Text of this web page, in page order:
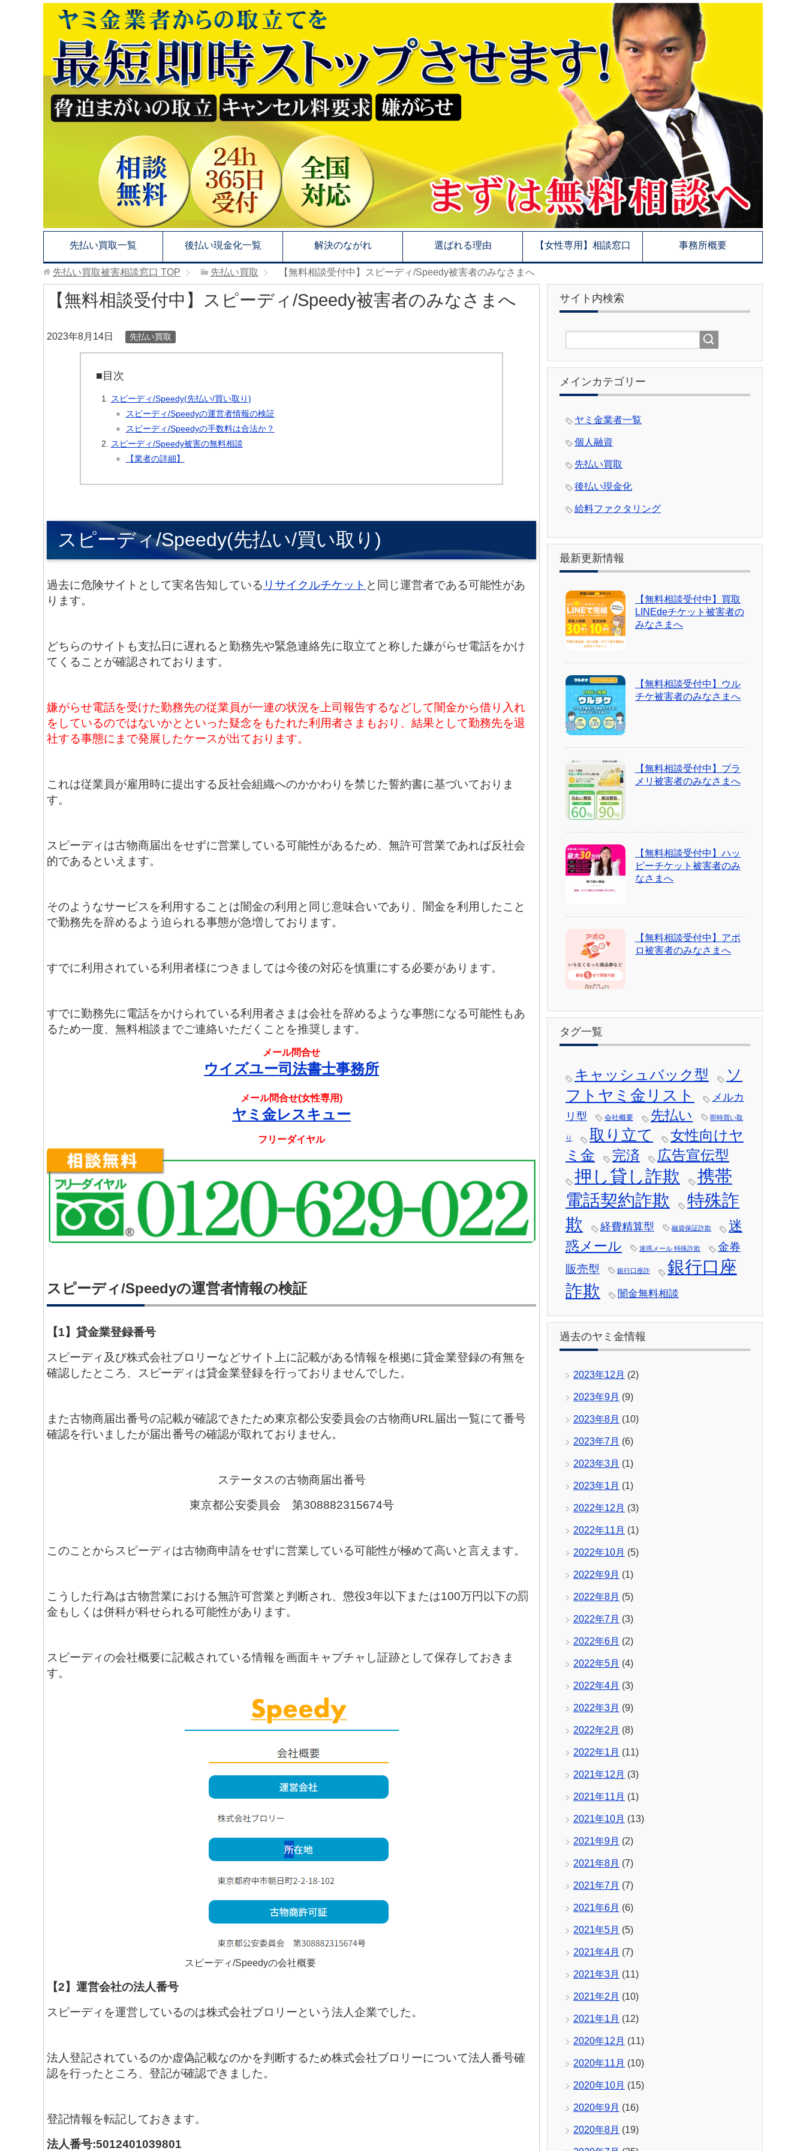
先払い買取一覧 後払い現金化一覧 解決のながれ 選ばれる理由 【女性専用】相談窓口 事務所概要
先払い買取被害相談窓口 TOP 先払い買取 【無料相談受付中】スピーディ/Speedy被害者のみなさまへ
【無料相談受付中】スピーディ/Speedy被害者のみなさまへ
2023年8月14日 先払い買取
■目次
スピーディ/Speedy(先払い/買い取り)
スピーディ/Speedyの運営者情報の検証
スピーディ/Speedyの手数料は合法か？
スピーディ/Speedy被害の無料相談
【業者の詳細】
スピーディ/Speedy(先払い/買い取り)
過去に危険サイトとして実名告知している リサイクルチケット と同じ運営者である可能性があ
ります。
どちらのサイトも支払日に遅れると勤務先や緊急連絡先に取立てと称した嫌がらせ電話をかけ
てくることが確認されております。
嫌がらせ電話を受けた勤務先の従業員が一連の状況を上司報告するなどして闇金から借り入れ
をしているのではないかとといった疑念をもたれた利用者さまもおり、結果として勤務先を退
社する事態にまで発展したケースが出ております。
これは従業員が雇用時に提出する反社会組織へのかかわりを禁じた誓約書に基づいておりま
す。
スピーディは古物商届出をせずに営業している可能性があるため、無許可営業であれば反社会
的であるといえます。
そのようなサービスを利用することは闇金の利用と同じ意味合いであり、闇金を利用したこと
で勤務先を辞めるよう迫られる事態が急増しております。
すでに利用されている利用者様につきましては今後の対応を慎重にする必要があります。
すでに勤務先に電話をかけられている利用者さまは会社を辞めるような事態になる可能性もあ
るため一度、無料相談までご連絡いただくことを推奨します。
メール問合せ
ウイズユー司法書士事務所
メール問合せ(女性専用)
ヤミ金レスキュー
フリーダイヤル
スピーディ/Speedyの運営者情報の検証
【1】貸金業登録番号
スピーディ及び株式会社ブロリーなどサイト上に記載がある情報を根拠に貸金業登録の有無を
確認したところ、スピーディは貸金業登録を行っておりませんでした。
また古物商届出番号の記載が確認できたため東京都公安委員会の古物商URL届出一覧にて番号
確認を行いましたが届出番号の確認が取れておりません。
ステータスの古物商届出番号
東京都公安委員会 第308882315674号
このことからスピーディは古物商申請をせずに営業している可能性が極めて高いと言えます。
こうした行為は古物営業における無許可営業と判断され、懲役3年以下または100万円以下の罰
金もしくは併科が科せられる可能性があります。
スピーディの会社概要に記載されている情報を画面キャプチャし証跡として保存しておきま
す。
スピーディ/Speedyの会社概要
【2】運営会社の法人番号
スピーディを運営しているのは株式会社ブロリーという法人企業でした。
法人登記されているのか虚偽記載なのかを判断するため株式会社ブロリーについて法人番号確
認を行ったところ、登記が確認できました。
登記情報を転記しておきます。
法人番号:5012401039801
サイト内検索
メインカテゴリー
ヤミ金業者一覧
個人融資
先払い買取
後払い現金化
給料ファクタリング
最新更新情報
【無料相談受付中】買取
LINEdeチケット被害者の
みなさまへ
【無料相談受付中】ウル
チケ被害者のみなさまへ
【無料相談受付中】プラ
メリ被害者のみなさまへ
【無料相談受付中】ハッ
ピーチケット被害者のみ
なさまへ
【無料相談受付中】アポ
ロ被害者のみなさまへ
タグ一覧
キャッシュバック型
ソ
フトヤミ金リスト
メルカ
リ型
会社概要 先払い 即時買い取
り 取り立て
女性向けヤ
ミ金
完済 広告宣伝型
押し貸し詐欺
携帯
電話契約詐欺
特殊詐
欺
経費精算型 融資保証詐欺
迷
惑メール
迷惑メール 特殊詐欺
金券
販売型
銀行口座詐
銀行口座
詐欺
闇金無料相談
過去のヤミ金情報
2023年12月 (2)
2023年9月 (9)
2023年8月 (10)
2023年7月 (6)
2023年3月 (1)
2023年1月 (1)
2022年12月 (3)
2022年11月 (1)
2022年10月 (5)
2022年9月 (1)
2022年8月 (5)
2022年7月 (3)
2022年6月 (2)
2022年5月 (4)
2022年4月 (3)
2022年3月 (9)
2022年2月 (8)
2022年1月 (11)
2021年12月 (3)
2021年11月 (1)
2021年10月 (13)
2021年9月 (2)
2021年8月 (7)
2021年7月 (7)
2021年6月 (6)
2021年5月 (5)
2021年4月 (7)
2021年3月 (11)
2021年2月 (10)
2021年1月 (12)
2020年12月 (11)
2020年11月 (10)
2020年10月 (15)
2020年9月 (16)
2020年8月 (19)